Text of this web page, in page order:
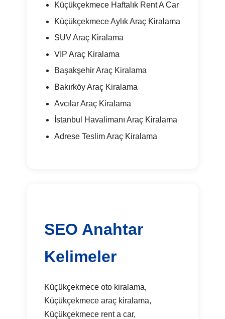
Küçükçekmece Haftalık Rent A Car
Küçükçekmece Aylık Araç Kiralama
SUV Araç Kiralama
VIP Araç Kiralama
Başakşehir Araç Kiralama
Bakırköy Araç Kiralama
Avcılar Araç Kiralama
İstanbul Havalimanı Araç Kiralama
Adrese Teslim Araç Kiralama
SEO Anahtar
Kelimeler
Küçükçekmece oto kiralama,
Küçükçekmece araç kiralama,
Küçükçekmece rent a car,